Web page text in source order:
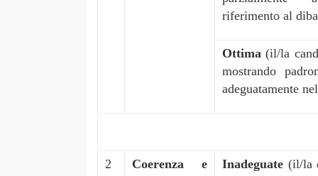
riferimento al
Ottima(il/la
mostrando
adeguatamente
2
Coerenza e
Inadeguate (il/la